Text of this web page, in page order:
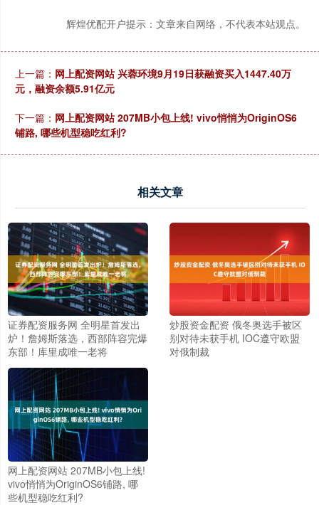
辉煌优配开户提示：文章来自网络，不代表本站观点。
上一篇： 网上配资网站 兴蓉环境9月19日获融资买入1447.40万
元，融资余额5.91亿元
下一篇： 网上配资网站 207MB小包上线! vivo悄悄为OriginOS6
铺路, 哪些机型稳吃红利?
相关文章
证券配资服务网 全明星首发出
炉！詹姆斯落选，西部阵容完爆
东部！库里成唯一老将
炒股资金配资 俄冬奥选手被区
别对待未获手机 IOC遵守欧盟
对俄制裁
网上配资网站 207MB小包上线!
vivo悄悄为OriginOS6铺路, 哪
些机型稳吃红利?